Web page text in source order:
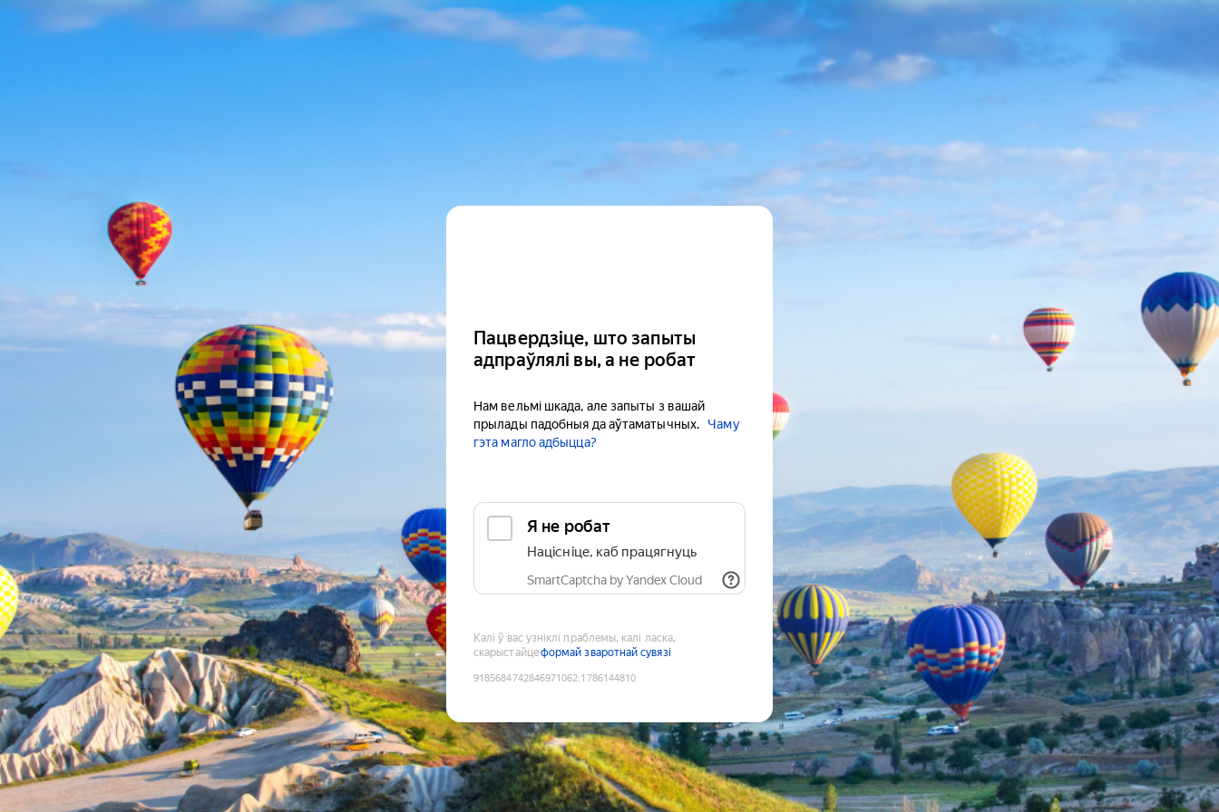
Пацвердзіце, што запыты
адпраўлялі вы, а не робат
Нам вельмі шкада, але запыты з вашай
прылады падобныя да аўтаматычных.
Чаму
гэта магло адбыцца?
Я не робат
Націсніце, каб працягнуць
SmartCaptcha by Yandex Cloud
Калі ў вас узніклі праблемы, калі ласка,
скарыстайцеформай зваротнай сувязі
9185684742846971062:1786144810